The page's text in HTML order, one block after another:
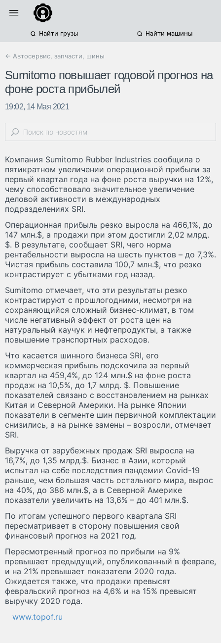
Найти грузы Найти машины
← Автосервис, запчасти, шины
Sumitomo повышает годовой прогноз на
фоне роста прибылей
19:02, 14 Мая 2021
Компания Sumitomo Rubber Industries сообщила о
пятикратном увеличении операционной прибыли за
первый квартал года на фоне роста выручки на 12%,
чему способствовало значительное увеличение
деловой активности в международных
подразделениях SRI.
Операционная прибыль резко выросла на 466,1%, до
147 млн.$, а продажи при этом достигли 2,02 млрд.
$. В результате, сообщает SRI, чего норма
рентабельности выросла на шесть пунктов – до 7,3%.
Чистая прибыль составила 100,7 млн.$, что резко
контрастирует с убытками год назад.
Sumitomo отмечает, что эти результаты резко
контрастируют с прошлогодними, несмотря на
сохраняющийся сложный бизнес-климат, в том
числе негативный эффект от роста цен на
натуральный каучук и нефтепродукты, а также
повышение транспортных расходов.
Что касается шинного бизнеса SRI, его
коммерческая прибыль подскочила за первый
квартал на 459,4%, до 124 млн.$ на фоне роста
продаж на 10,5%, до 1,7 млрд. $. Повышение
показателей связано с восстановлением на рынках
Китая и Северной Америки. На рынке Японии
показатели в сегменте шин первичной комплектации
снизились, а на рынке замены – возросли, отмечает
SRI.
Выручка от зарубежных продаж SRI выросла на
16,7%, до 1,35 млрд.$. Бизнес в Азии, который
испытал на себе последствия пандемии Covid-19
раньше, чем большая часть остального мира, вырос
на 40%, до 386 млн.$, а в Северной Америке
показатели увеличить на 13,6% – до 401 млн.$.
По итогам успешного первого квартала SRI
пересматривает в сторону повышения свой
финансовый прогноз на 2021 год.
Пересмотренный прогноз по прибыли на 9%
превышает предыдущий, опубликованный в феврале,
и на 21% превышает показатели 2020 года.
Ожидается также, что продажи превысят
февральский прогноз на 4,6% и на 15% превысят
выручку 2020 года.
www.topof.ru